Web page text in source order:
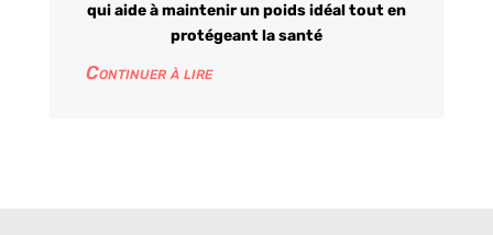
qui aide à maintenir un poids idéal tout en
protégeant la santé
Continuer à lire